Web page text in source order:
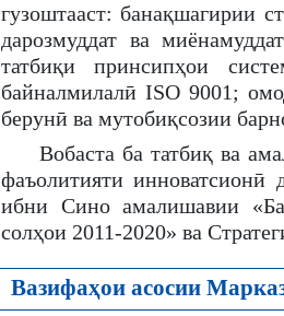
гузоштааст: банақшагирии
дарозмуддат ва
татбиқи принсипҳои
байналмилалӣ ISO 9001;
берунӣ ва мутобиқсозии
Вобаста ба татбиқ ва
фаъолитияти
ибни Сино амалишавии
солҳои 2011-2020» ва
Вазифаҳои асосии